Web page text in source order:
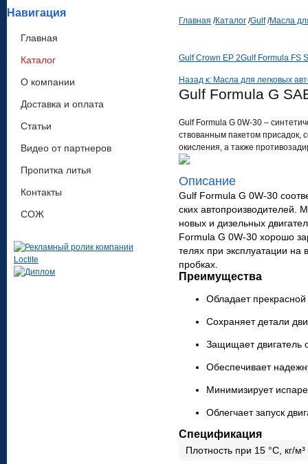
Навигация
Главная
Каталог
О компании
Доставка и оплата
Статьи
Видео от партнеров
Пропитка литья
Контакты
СОЖ
Главная /Каталог /Gulf /Масла
Gulf Crown EP 2Gulf Formula FS
Назад к: Масла для легковых
Gulf Formula G
Gulf Formula G 0W-30 –
ство­ванным пакетом
окис­ления, а также
Описание
Gulf Formula G 0W-30
ских авто­про­из­во­ди­телей.
новых и дизельных
Formula G 0W-30 хорошо
телях при экс­плу­а­тации
пробках.
Преимущества
Обла­дает пре­красной
Сохра­няет детали
Защи­щает дви­га­тель
Обес­пе­чи­вает
Мини­ми­зи­рует
Облег­чает запуск
Спецификация
Плот­ность при 15 °C, кг/м³